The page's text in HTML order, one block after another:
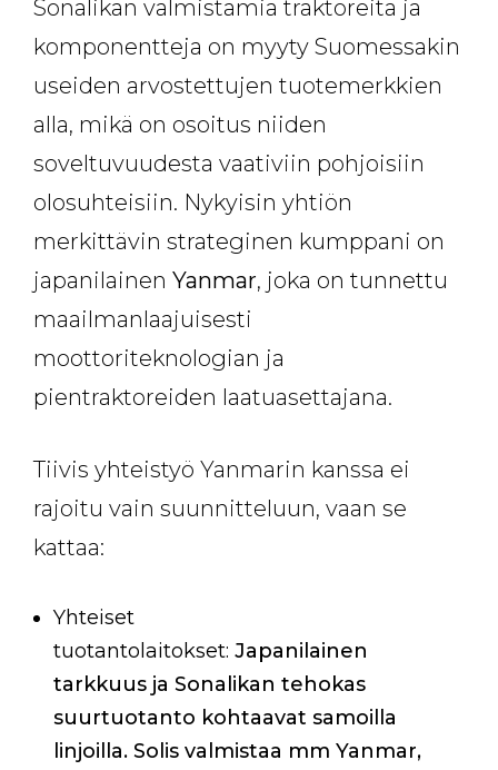
Sonalikan valmistamia traktoreita ja
komponentteja on myyty Suomessakin
useiden arvostettujen tuotemerkkien
alla, mikä on osoitus niiden
soveltuvuudesta vaativiin pohjoisiin
olosuhteisiin. Nykyisin yhtiön
merkittävin strateginen kumppani on
japanilainen Yanmar, joka on tunnettu
maailmanlaajuisesti
moottoriteknologian ja
pientraktoreiden laatuasettajana.
Tiivis yhteistyö Yanmarin kanssa ei
rajoitu vain suunnitteluun, vaan se
kattaa:
Yhteiset
tuotantolaitokset: Japanilainen
tarkkuus ja Sonalikan tehokas
suurtuotanto kohtaavat samoilla
linjoilla. Solis valmistaa mm Yanmar,